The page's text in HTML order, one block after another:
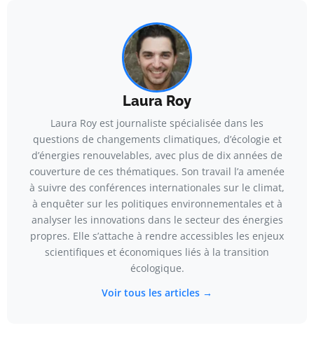
Laura Roy
Laura Roy est journaliste spécialisée dans les
questions de changements climatiques, d’écologie et
d’énergies renouvelables, avec plus de dix années de
couverture de ces thématiques. Son travail l’a amenée
à suivre des conférences internationales sur le climat,
à enquêter sur les politiques environnementales et à
analyser les innovations dans le secteur des énergies
propres. Elle s’attache à rendre accessibles les enjeux
scientifiques et économiques liés à la transition
écologique.
Voir tous les articles →